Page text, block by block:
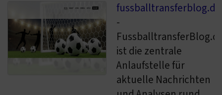
fussballtransferblog.de
-
ist die zentrale
Anlaufstelle für
aktuelle Nachrichten